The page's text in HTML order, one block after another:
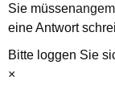
Sie müssen
eine Antwort
Bitte loggen Sie
×